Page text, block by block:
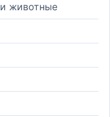
животные